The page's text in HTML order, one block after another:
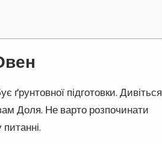
ґрунтовної підготовки. Дивіться
Доля. Не варто розпочинати